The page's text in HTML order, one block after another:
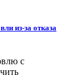
из‑за отказа